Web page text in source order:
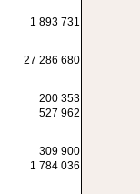
1 893 731
27 286 680
200 353
527 962
309 900
1 784 036